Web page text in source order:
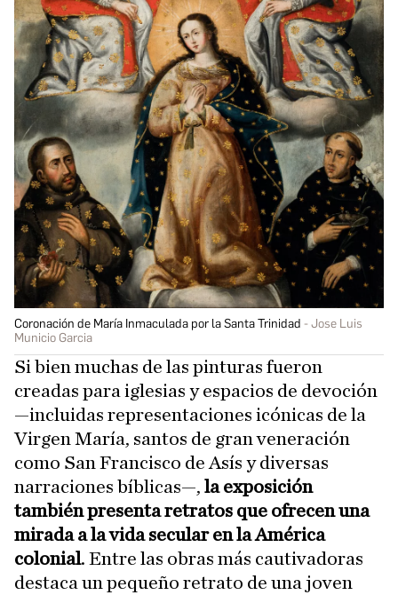
Coronación de María Inmaculada por la Santa Trinidad
Jose Luis
Municio Garcia
Si bien muchas de las pinturas fueron
creadas para iglesias y espacios de devoción
—incluidas representaciones icónicas de la
Virgen María, santos de gran veneración
como San Francisco de Asís y diversas
narraciones bíblicas—, la exposición
también presenta retratos que ofrecen una
mirada a la vida secular en la América
colonial. Entre las obras más cautivadoras
destaca un pequeño retrato de una joven